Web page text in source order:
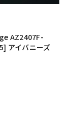
AZ2407F-
アイバニーズ